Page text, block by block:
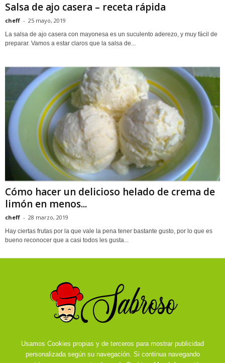
Salsa de ajo casera – receta rápida
cheff - 25 mayo, 2019
La salsa de ajo casera con mayonesa es un suculento aderezo, y muy fácil de
preparar. Vamos a estar claros que la salsa de...
Cómo hacer un delicioso helado de crema de
limón en menos...
cheff - 28 marzo, 2019
Hay ciertas frutas por la que vale la pena tener bastante gusto, por lo que es
bueno reconocer que a casi todos les gusta...
Usamos Cookies propias y de terceros para mostrar publicidad
personalizada según su navegación. Si continua navegando